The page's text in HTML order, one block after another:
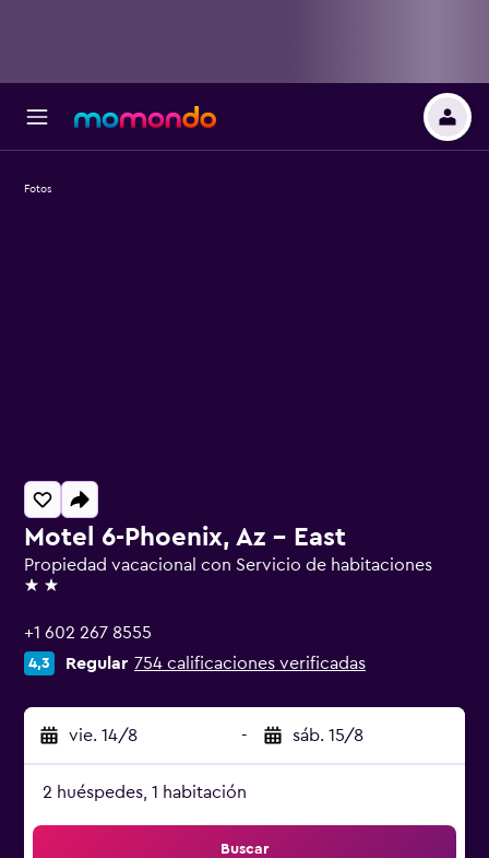
Motel 6-Phoenix, Az - East
Propiedad vacacional con Servicio de habitaciones
2 estrellas
+1 602 267 8555
4,3 Regular 754 calificaciones verificadas
vie. 14/8 - sáb. 15/8
2 huéspedes, 1 habitación
Buscar
Fotos